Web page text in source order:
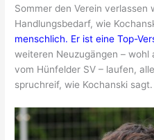
Sommer den Verein verlassen
Handlungsbedarf, wie
menschlich. Er ist eine Top-
weiteren Neuzugängen –
vom Hünfelder SV – laufen,
spruchreif, wie Kochanski sagt.